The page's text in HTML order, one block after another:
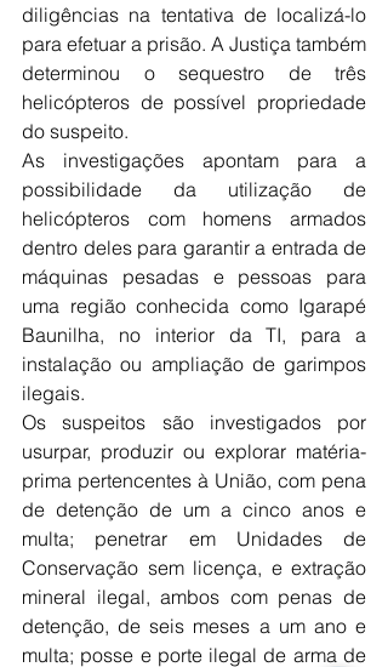
diligências na tentativa de localizá-lo
para efetuar a prisão. A Justiça também
determinou o sequestro de três
helicópteros de possível propriedade
do suspeito.
As investigações apontam para a
possibilidade da utilização de
helicópteros com homens armados
dentro deles para garantir a entrada de
máquinas pesadas e pessoas para
uma região conhecida como Igarapé
Baunilha, no interior da TI, para a
instalação ou ampliação de garimpos
ilegais.
Os suspeitos são investigados por
usurpar, produzir ou explorar matéria-
prima pertencentes à União, com pena
de detenção de um a cinco anos e
multa; penetrar em Unidades de
Conservação sem licença, e extração
mineral ilegal, ambos com penas de
detenção, de seis meses a um ano e
multa; posse e porte ilegal de arma de